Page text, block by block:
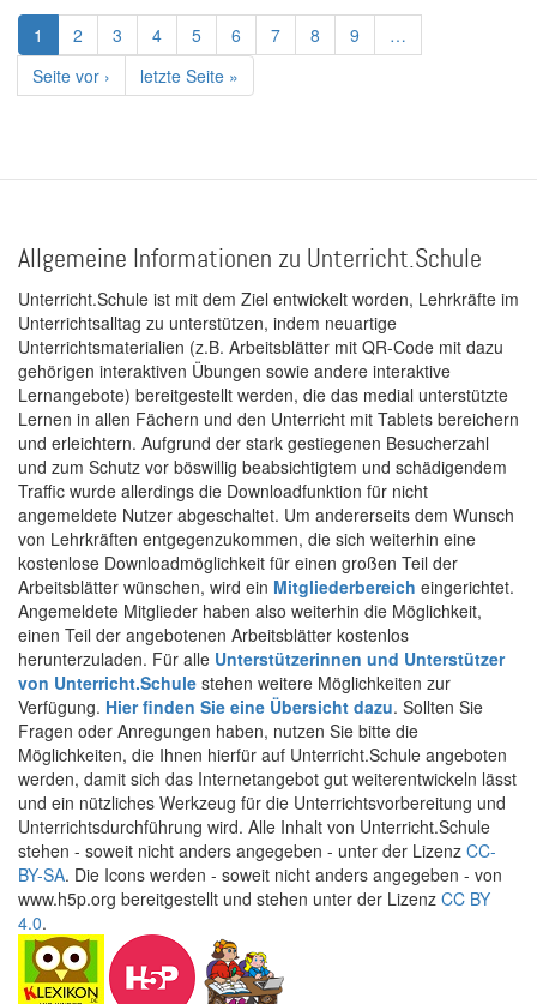
Seitennummerierung
Aktuelle
Seite
1 Page
2 Page
3 Page
4 Page
5 Page
6 Page
7 Page
8 Page
9
…
Nächste
Seite
Seite vor ›
Letzte
Seite
letzte Seite »
Allgemeine Informationen zu Unterricht.Schule
Unterricht.Schule ist mit dem Ziel entwickelt worden, Lehrkräfte im
Unterrichtsalltag zu unterstützen, indem neuartige
Unterrichtsmaterialien (z.B. Arbeitsblätter mit QR-Code mit dazu
gehörigen interaktiven Übungen sowie andere interaktive
Lernangebote) bereitgestellt werden, die das medial unterstützte
Lernen in allen Fächern und den Unterricht mit Tablets bereichern
und erleichtern. Aufgrund der stark gestiegenen Besucherzahl
und zum Schutz vor böswillig beabsichtigtem und schädigendem
Traffic wurde allerdings die Downloadfunktion für nicht
angemeldete Nutzer abgeschaltet. Um andererseits dem Wunsch
von Lehrkräften entgegenzukommen, die sich weiterhin eine
kostenlose Downloadmöglichkeit für einen großen Teil der
Arbeitsblätter wünschen, wird ein Mitgliederbereich eingerichtet.
Angemeldete Mitglieder haben also weiterhin die Möglichkeit,
einen Teil der angebotenen Arbeitsblätter kostenlos
herunterzuladen. Für alle Unterstützerinnen und Unterstützer
von Unterricht.Schule stehen weitere Möglichkeiten zur
Verfügung. Hier finden Sie eine Übersicht dazu. Sollten Sie
Fragen oder Anregungen haben, nutzen Sie bitte die
Möglichkeiten, die Ihnen hierfür auf Unterricht.Schule angeboten
werden, damit sich das Internetangebot gut weiterentwickeln lässt
und ein nützliches Werkzeug für die Unterrichtsvorbereitung und
Unterrichtsdurchführung wird. Alle Inhalt von Unterricht.Schule
stehen - soweit nicht anders angegeben - unter der Lizenz CC-
BY-SA. Die Icons werden - soweit nicht anders angegeben - von
www.h5p.org bereitgestellt und stehen unter der Lizenz CC BY
4.0.